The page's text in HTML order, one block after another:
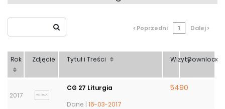
< Poprzedni 1 Dalej >
Rok Zdjęcie Tytuł i Treści WizytyDownload
2017
CG 27 Liturgia
Dane | 16-03-2017
5490